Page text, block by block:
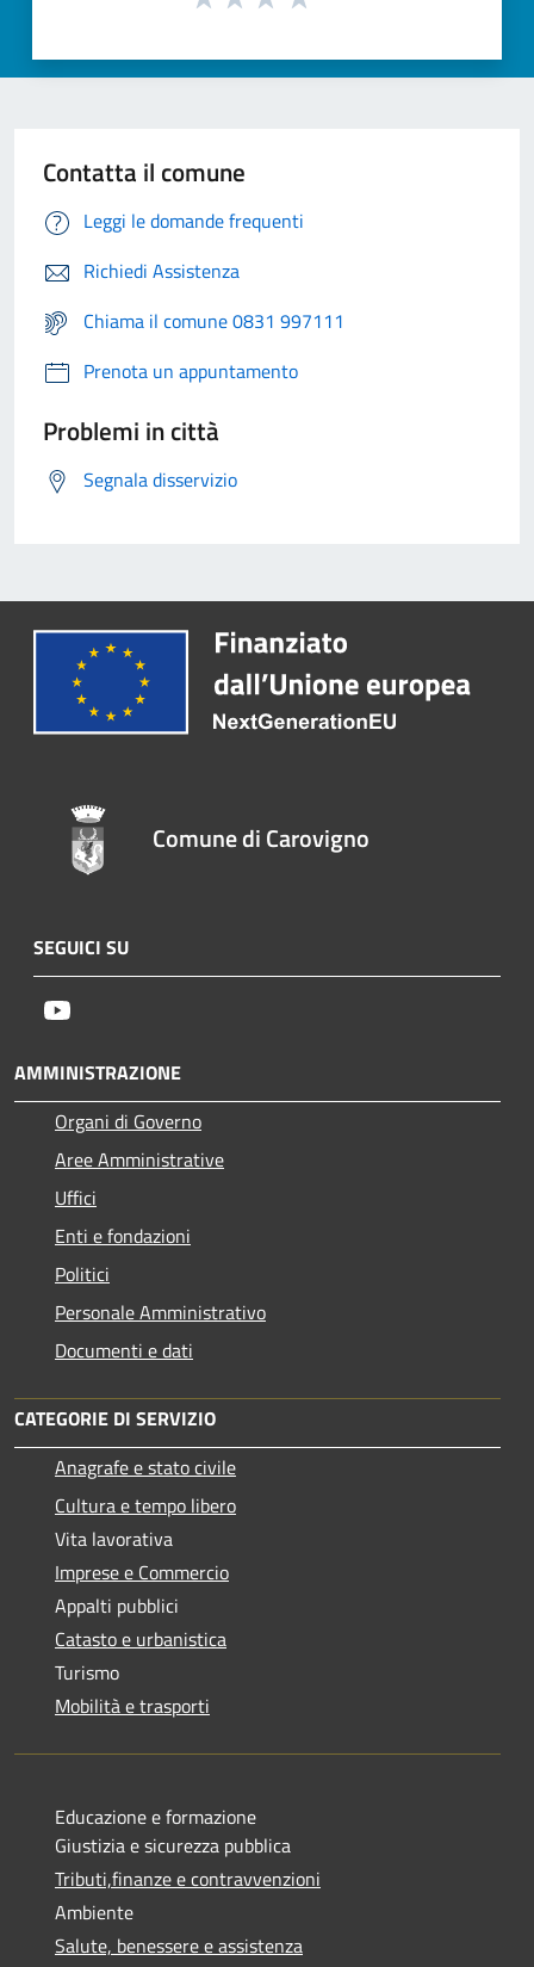
Contatta il comune
Leggi le domande frequenti
Richiedi Assistenza
Chiama il comune 0831 997111
Prenota un appuntamento
Problemi in città
Segnala disservizio
Comune di Carovigno
SEGUICI SU
AMMINISTRAZIONE
Organi di Governo
Aree Amministrative
Uffici
Enti e fondazioni
Politici
Personale Amministrativo
Documenti e dati
CATEGORIE DI SERVIZIO
Anagrafe e stato civile
Cultura e tempo libero
Vita lavorativa
Imprese e Commercio
Appalti pubblici
Catasto e urbanistica
Turismo
Mobilità e trasporti
Educazione e formazione
Giustizia e sicurezza pubblica
Tributi,finanze e contravvenzioni
Ambiente
Salute, benessere e assistenza